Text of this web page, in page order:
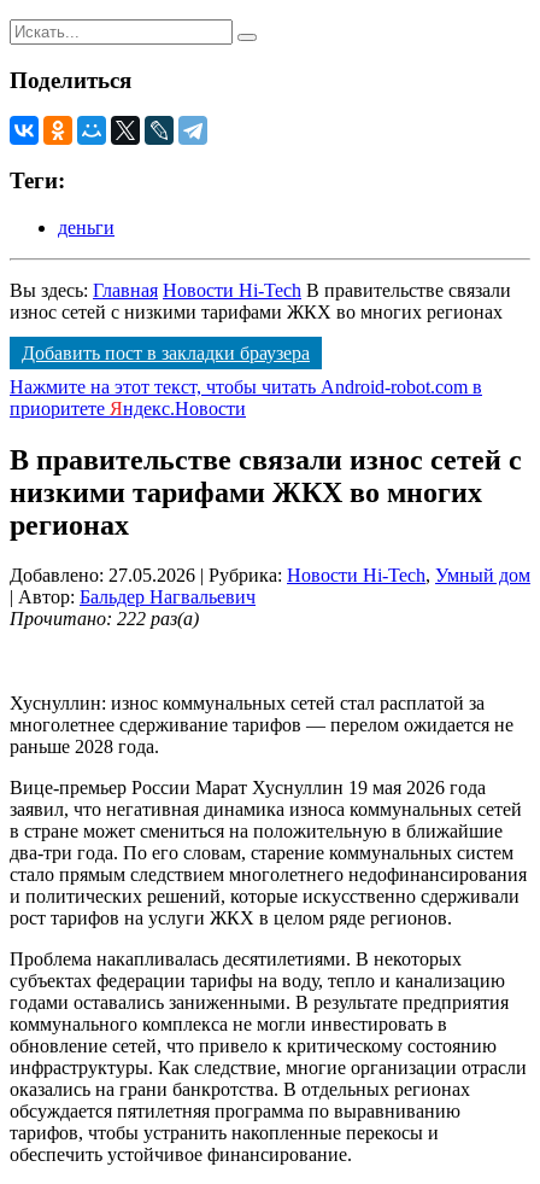
Поделиться
Теги:
деньги
Вы здесь: Главная Новости Hi-Tech В правительстве связали
износ сетей с низкими тарифами ЖКХ во многих регионах
Добавить пост в закладки браузера
Нажмите на этот текст, чтобы читать Android-robot.com в
приоритете Яндекс.Новости
В правительстве связали износ сетей с
низкими тарифами ЖКХ во многих
регионах
Добавлено: 27.05.2026 | Рубрика: Новости Hi-Tech, Умный дом
| Автор: Бальдер Нагвальевич
Прочитано: 222 раз(а)
Хуснуллин: износ коммунальных сетей стал расплатой за
многолетнее сдерживание тарифов — перелом ожидается не
раньше 2028 года.
Вице-премьер России Марат Хуснуллин 19 мая 2026 года
заявил, что негативная динамика износа коммунальных сетей
в стране может смениться на положительную в ближайшие
два-три года. По его словам, старение коммунальных систем
стало прямым следствием многолетнего недофинансирования
и политических решений, которые искусственно сдерживали
рост тарифов на услуги ЖКХ в целом ряде регионов.
Проблема накапливалась десятилетиями. В некоторых
субъектах федерации тарифы на воду, тепло и канализацию
годами оставались заниженными. В результате предприятия
коммунального комплекса не могли инвестировать в
обновление сетей, что привело к критическому состоянию
инфраструктуры. Как следствие, многие организации отрасли
оказались на грани банкротства. В отдельных регионах
обсуждается пятилетняя программа по выравниванию
тарифов, чтобы устранить накопленные перекосы и
обеспечить устойчивое финансирование.